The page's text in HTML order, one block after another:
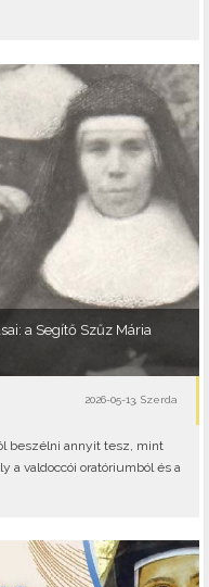
a Segítő Szűz Mária
2026-05-13, Szerda
beszélni annyit tesz, mint
a valdoccói oratóriumból és a